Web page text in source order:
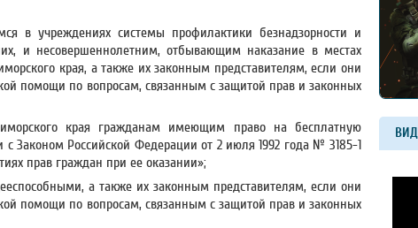
в учреждениях системы профилактики безнадзорности и
и несовершеннолетним, отбывающим наказание в местах
края, а также их законным представителям, если они
помощи по вопросам, связанным с защитой прав и законных
края гражданам имеющим право на бесплатную
Законом Российской Федерации от 2 июля 1992 года № 3185-1
прав граждан при ее оказании»;
а также их законным представителям, если они
помощи по вопросам, связанным с защитой прав и законных